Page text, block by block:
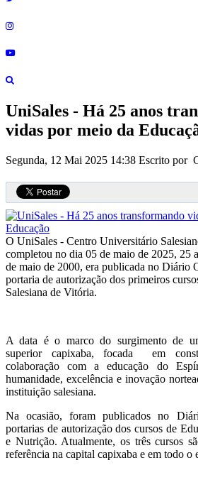
UniSales - Há 25 anos
vidas por meio da
Segunda, 12 Mai 2025 14:38 Escrito por
O UniSales - Centro Universitário
completou no dia 05 de maio de 2025, 25
de maio de 2000, era publicada no Diário
portaria de autorização dos primeiros
Salesiana de Vitória.
A data é o marco do surgimento de
superior capixaba, focada em
colaboração com a educação do
humanidade, excelência e inovação
instituição salesiana.
Na ocasião, foram publicados no
portarias de autorização dos cursos de
e Nutrição. Atualmente, os três cursos
referência na capital capixaba e em todo o